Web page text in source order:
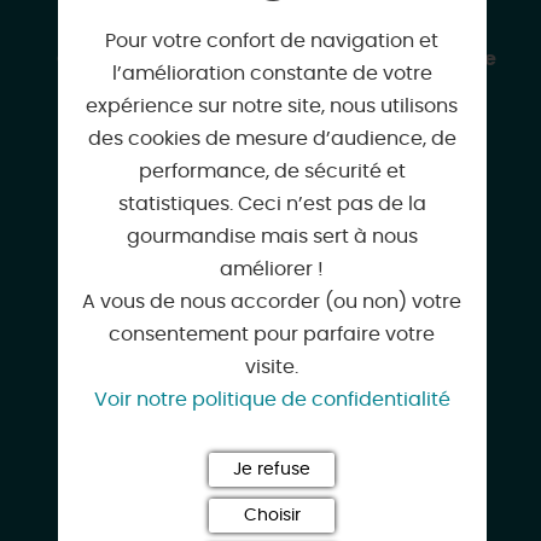
Office de Tourisme Gâtinais Sud - Bureau de
02 38 92 63 87
Pour votre confort de navigation et
l’amélioration constante de votre
expérience sur notre site, nous utilisons
des cookies de mesure d’audience, de
performance, de sécurité et
statistiques. Ceci n’est pas de la
gourmandise mais sert à nous
améliorer !
A vous de nous accorder (ou non) votre
consentement pour parfaire votre
visite.
Voir notre politique de confidentialité
Je refuse
Choisir